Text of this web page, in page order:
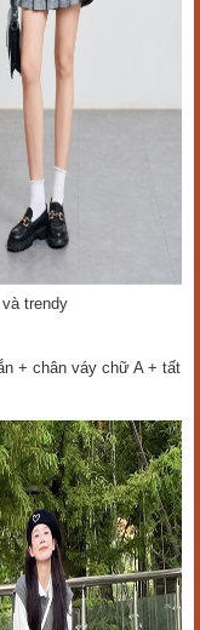
trendy
+ chân váy chữ A + tất